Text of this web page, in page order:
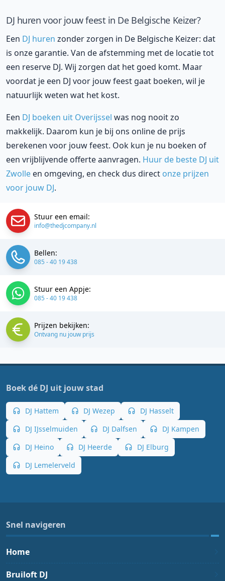
DJ huren voor jouw feest in De Belgische Keizer?
Een DJ huren zonder zorgen in De Belgische Keizer: dat
is onze garantie. Van de afstemming met de locatie tot
een reserve DJ. Wij zorgen dat het goed komt. Maar
voordat je een DJ voor jouw feest gaat boeken, wil je
natuurlijk weten wat het kost.
Een DJ boeken uit Overijssel was nog nooit zo
makkelijk. Daarom kun je bij ons online de prijs
berekenen voor jouw feest. Ook kun je nu boeken of
een vrijblijvende offerte aanvragen. Huur de beste DJ uit
Zwolle en omgeving, en check dus direct onze prijzen
voor jouw DJ.
Stuur een email:
info@thedjcompany.nl
Bellen:
085 - 40 19 438
Stuur een Appje:
085 - 40 19 438
Prijzen bekijken:
Ontvang nu jouw prijs
Boek dé DJ uit jouw stad
DJ Hattem DJ Wezep
DJ Hasselt
DJ IJsselmuiden
DJ Dalfsen
DJ Kampen
DJ Heino
DJ Heerde
DJ Elburg
DJ Lemelerveld
Snel navigeren
Home
Bruiloft DJ